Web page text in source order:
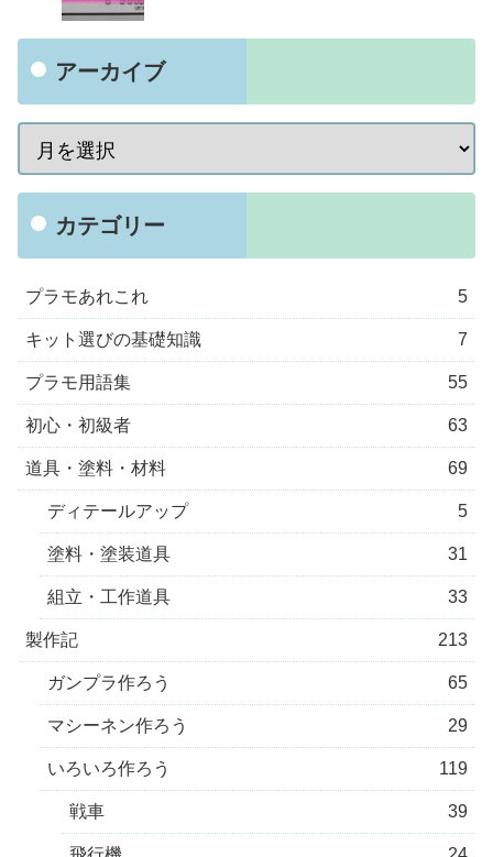
アーカイブ
カテゴリー
プラモあれこれ 5
キット選びの基礎知識 7
プラモ用語集 55
初心・初級者 63
道具・塗料・材料 69
ディテールアップ 5
塗料・塗装道具 31
組立・工作道具 33
製作記 213
ガンプラ作ろう 65
マシーネン作ろう 29
いろいろ作ろう 119
戦車 39